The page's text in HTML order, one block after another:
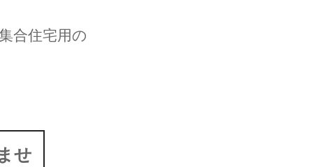
合住宅用の
せ